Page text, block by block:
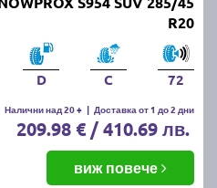
R20
D C 72
Налични над 20 + | Доставка от 1 до 2 дни
209.98 € / 410.69 лв.
виж повече